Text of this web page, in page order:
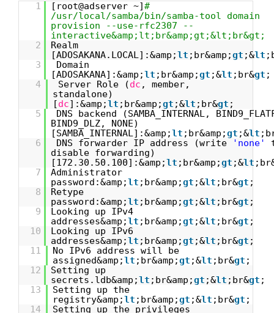
1 [root@adserver ~]#
/usr/local/samba/bin/samba-tool domain
provision --use-rfc2307 --
interactive&amp;lt;br&amp;gt;&lt;br&gt;
2
Realm
[ADOSAKANA.LOCAL]:&amp;lt ;br&amp;gt ;&lt
3
Domain
[ADOSAKANA]:&amp;lt ;br&amp;gt ;&lt ;br&gt ;
4
Server Role (dc , member,
standalone)
[dc]:&amp;lt ;br&amp;gt ;&lt ;br&gt ;
5
DNS backend (SAMBA_INTERNAL,
BIND9_DLZ, NONE)
[SAMBA_INTERNAL]:&amp;lt ;br&amp;gt ;&lt
6
DNS forwarder IP address (write 'none'
disable forwarding)
[172.30.50.100]:&amp;lt ;br&amp;gt ;&lt
7
Administrator
password:&amp;lt ;br&amp;gt ;&lt ;br&gt ;
8
Retype
password:&amp;lt ;br&amp;gt ;&lt ;br&gt ;
9
Looking up IPv4
addresses&amp;lt ;br&amp;gt ;&lt ;br&gt ;
10
Looking up IPv6
addresses&amp;lt ;br&amp;gt ;&lt ;br&gt ;
11
No IPv6 address will be
assigned&amp;lt ;br&amp;gt ;&lt ;br&gt ;
12
Setting up
secrets.ldb&amp;lt ;br&amp;gt ;&lt ;br&gt ;
13
Setting up the
registry&amp;lt ;br&amp;gt ;&lt ;br&gt ;
14
Setting up the privileges